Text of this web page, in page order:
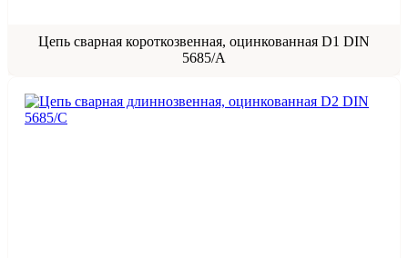
Цепь сварная короткозвенная, оцинкованная D1 DIN
5685/A